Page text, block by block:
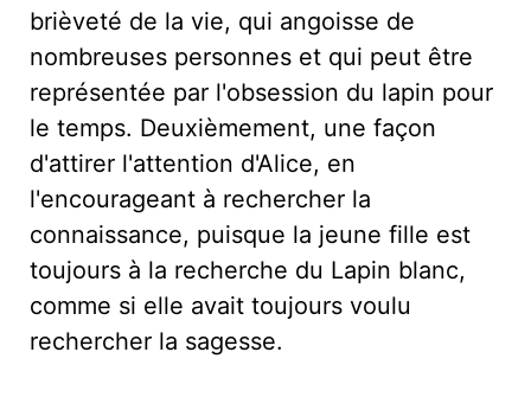
brièveté de la vie, qui angoisse de
nombreuses personnes et qui peut être
représentée par l'obsession du lapin pour
le temps. Deuxièmement, une façon
d'attirer l'attention d'Alice, en
l'encourageant à rechercher la
connaissance, puisque la jeune fille est
toujours à la recherche du Lapin blanc,
comme si elle avait toujours voulu
rechercher la sagesse.